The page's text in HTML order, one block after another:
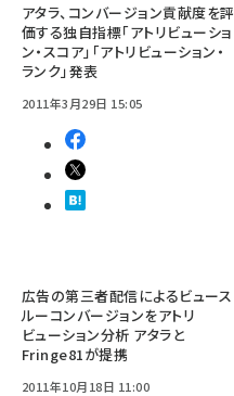
アタラ、コンバージョン貢献度を評
価する独自指標「アトリビューショ
ン・スコア」「アトリビューション・
ランク」発表
2011年3月29日 15:05
広告の第三者配信によるビュース
ルーコンバージョンをアトリ
ビューション分析 アタラと
Fringe81が提携
2011年10月18日 11:00